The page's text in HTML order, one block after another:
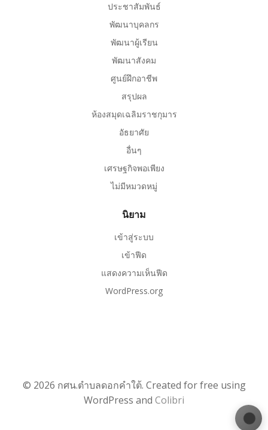
ประชาสัมพันธ์
พัฒนาบุคลกร
พัฒนาผู้เรียน
พัฒนาสังคม
ศูนย์ฝึกอาชีพ
สรุปผล
ห้องสมุดเฉลิมราชกุมาร
อัธยาศัย
อื่นๆ
เศรษฐกิจพอเพียง
ไม่มีหมวดหมู่
นิยาม
เข้าสู่ระบบ
เข้าฟีด
แสดงความเห็นฟีด
WordPress.org
© 2026 กศน.ตำบลดอกคำใต้. Created for free using
WordPress and Colibri